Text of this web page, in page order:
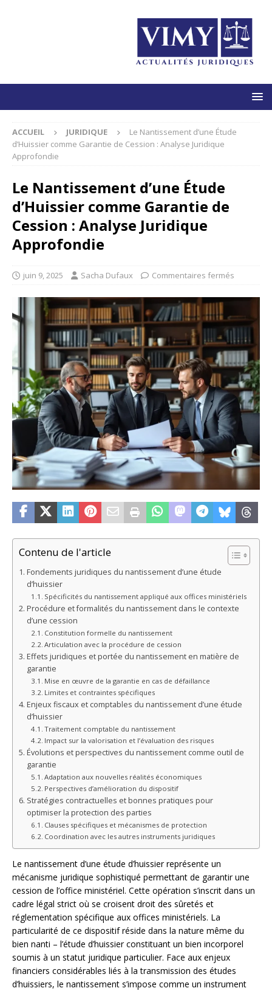
ACCUEIL JURIDIQUE
Le Nantissement d’une Étude
d’Huissier comme Garantie de Cession : Analyse Juridique
Approfondie
Le Nantissement d’une Étude
d’Huissier comme Garantie de
Cession : Analyse Juridique
Approfondie
juin 9, 2025 Sacha Dufaux Commentaires fermés
Contenu de l'article
Fondements juridiques du nantissement d’une étude
d’huissier
Spécificités du nantissement appliqué aux offices ministériels
Procédure et formalités du nantissement dans le contexte
d’une cession
Constitution formelle du nantissement
Articulation avec la procédure de cession
Effets juridiques et portée du nantissement en matière de
garantie
Mise en œuvre de la garantie en cas de défaillance
Limites et contraintes spécifiques
Enjeux fiscaux et comptables du nantissement d’une étude
d’huissier
Traitement comptable du nantissement
Impact sur la valorisation et l’évaluation des risques
Évolutions et perspectives du nantissement comme outil de
garantie
Adaptation aux nouvelles réalités économiques
Perspectives d’amélioration du dispositif
Stratégies contractuelles et bonnes pratiques pour
optimiser la protection des parties
Clauses spécifiques et mécanismes de protection
Coordination avec les autres instruments juridiques
Le nantissement d’une étude d’huissier représente un
mécanisme juridique sophistiqué permettant de garantir une
cession de l’office ministériel. Cette opération s’inscrit dans un
cadre légal strict où se croisent droit des sûretés et
réglementation spécifique aux offices ministériels. La
particularité de ce dispositif réside dans la nature même du
bien nanti – l’étude d’huissier constituant un bien incorporel
soumis à un statut juridique particulier. Face aux enjeux
financiers considérables liés à la transmission des études
d’huissiers, le nantissement s’impose comme un instrument